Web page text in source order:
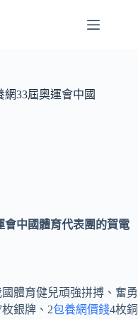
33屆奧運會中國
會中國體育代表團的賀電
體育健兒頑強拼搏、奮勇
銀牌、2包養網價錢4枚銅